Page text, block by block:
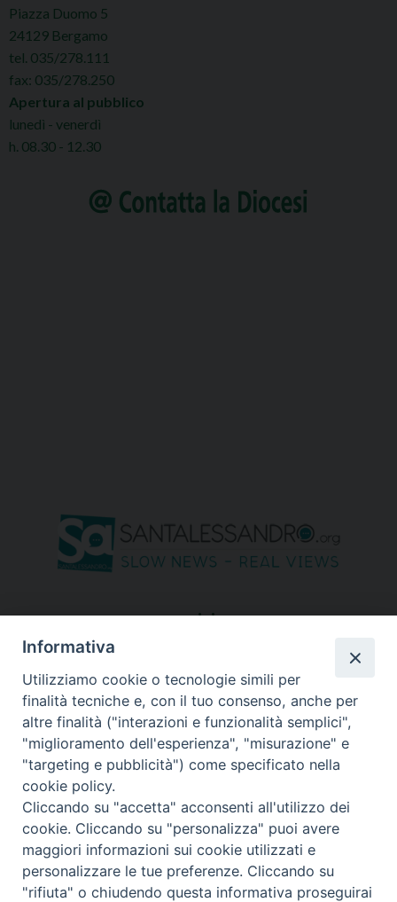
Piazza Duomo 5
24129 Bergamo
tel. 035/278.111
fax: 035/278.250
Apertura al pubblico
lunedì - venerdì
h. 08.30 - 12.30
seguici su
Informativa
Utilizziamo cookie o tecnologie simili per
finalità tecniche e, con il tuo consenso, anche per
altre finalità ("interazioni e funzionalità semplici",
"miglioramento dell'esperienza", "misurazione" e
"targeting e pubblicità") come specificato nella
cookie policy.
Cliccando su "accetta" acconsenti all'utilizzo dei
cookie. Cliccando su "personalizza" puoi avere
maggiori informazioni sui cookie utilizzati e
personalizzare le tue preferenze. Cliccando su
"rifiuta" o chiudendo questa informativa proseguirai